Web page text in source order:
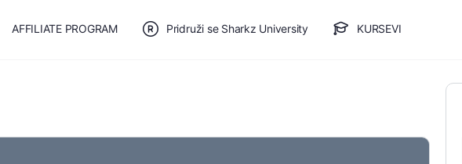
AFFILIATE PROGRAM Pridruži se Sharkz University KURSEVI